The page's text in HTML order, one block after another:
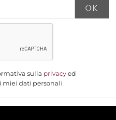
sulla privacy ed
miei dati personali